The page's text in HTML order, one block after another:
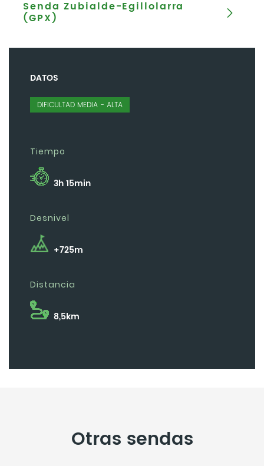
Senda Zubialde-Egillolarra
(GPX)
DATOS
DIFICULTAD MEDIA - ALTA
Tiempo
3h 15min
Desnivel
+725m
Distancia
8,5km
Otras sendas